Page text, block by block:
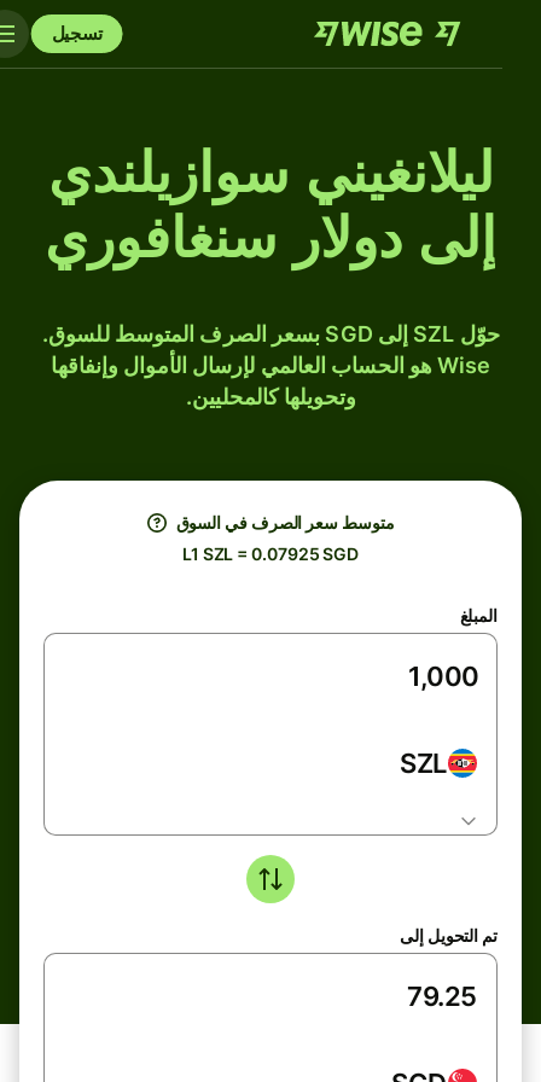
تسجيل
ليلانغيني سوازيلندي
إلى دولار سنغافوري
حوّل SZL إلى SGD بسعر الصرف المتوسط للسوق.
Wise هو الحساب العالمي لإرسال الأموال وإنفاقها
وتحويلها كالمحليين.
متوسط ​​سعر الصرف في السوق
L1 SZL = 0.07925 SGD
المبلغ
SZL
تم التحويل إلى